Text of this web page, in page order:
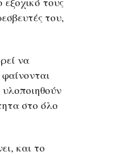
του,
να
στο όλο
και το